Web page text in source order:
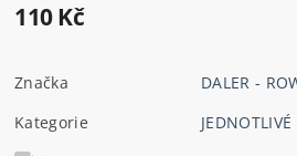
110 Kč
Značka
DALER -
Kategorie
JEDNOTLIVÉ